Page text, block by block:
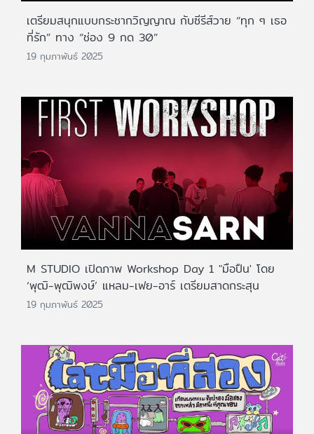
เตรียมสนุกแบบกระชากวิญญาณ กับซีรีส์วาย “ทุก ๆ เธอ
ที่รัก” ทาง “ช่อง 9 กด 30”
19 กุมภาพันธ์ 2025
M STUDIO เปิดภาพ Workshop Day 1 "มือปืน' โดย
‘พุฒิ-พุฒิพงษ์’ แหลม-เฟย-อาร์ เตรียมสาดกระสุน
19 กุมภาพันธ์ 2025